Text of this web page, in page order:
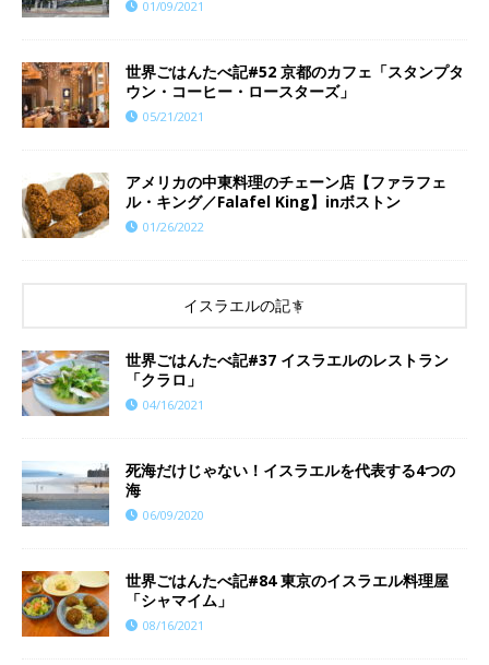
01/09/2021
世界ごはんたべ記#52 京都のカフェ「スタンプタ
ウン・コーヒー・ロースターズ」
05/21/2021
アメリカの中東料理のチェーン店【ファラフェ
ル・キング／Falafel King】inボストン
01/26/2022
イスラエルの記事
世界ごはんたべ記#37 イスラエルのレストラン
「クラロ」
04/16/2021
死海だけじゃない！イスラエルを代表する4つの
海
06/09/2020
世界ごはんたべ記#84 東京のイスラエル料理屋
「シャマイム」
08/16/2021